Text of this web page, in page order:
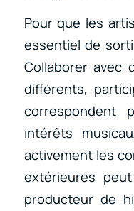
Pour que les
essentiel de
Collaborer avec
différents,
correspondent
intérêts
activement les
extérieures
producteur de